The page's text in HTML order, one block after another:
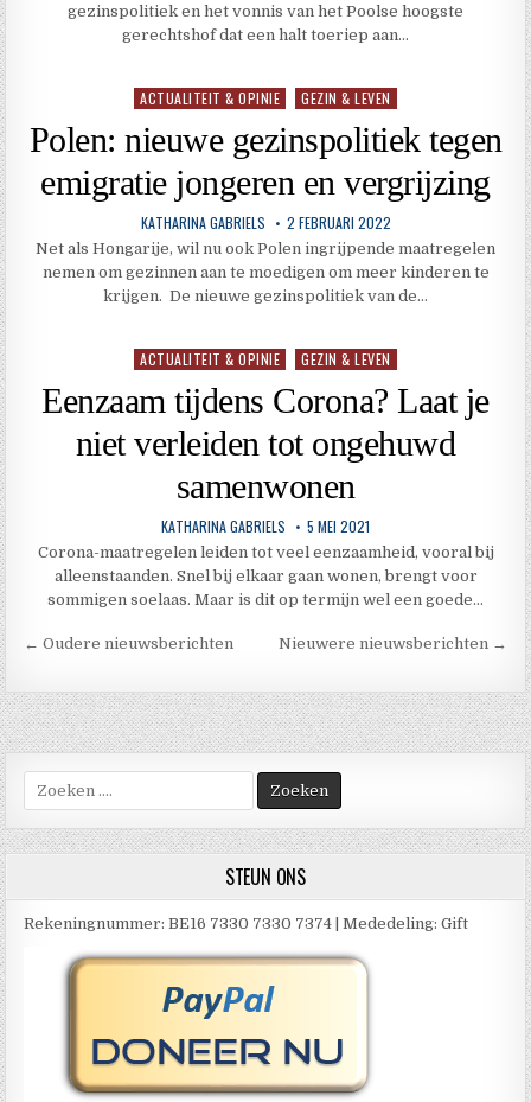
gezinspolitiek en het vonnis van het Poolse hoogste
gerechtshof dat een halt toeriep aan…
Geplaatst
ACTUALITEIT & OPINIE GEZIN & LEVEN
Polen: nieuwe gezinspolitiek tegen
emigratie jongeren en vergrijzing
KATHARINA GABRIELS 2 FEBRUARI 2022
Net als Hongarije, wil nu ook Polen ingrijpende maatregelen
nemen om gezinnen aan te moedigen om meer kinderen te
krijgen. De nieuwe gezinspolitiek van de…
Geplaatst
ACTUALITEIT & OPINIE GEZIN & LEVEN
Eenzaam tijdens Corona? Laat je
niet verleiden tot ongehuwd
samenwonen
KATHARINA GABRIELS 5 MEI 2021
Corona-maatregelen leiden tot veel eenzaamheid, vooral bij
alleenstaanden. Snel bij elkaar gaan wonen, brengt voor
sommigen soelaas. Maar is dit op termijn wel een goede…
Berichtnavigatie
← Oudere nieuwsberichten Nieuwere nieuwsberichten →
naar:
STEUN ONS
Rekeningnummer: BE16 7330 7330 7374 | Mededeling: Gift